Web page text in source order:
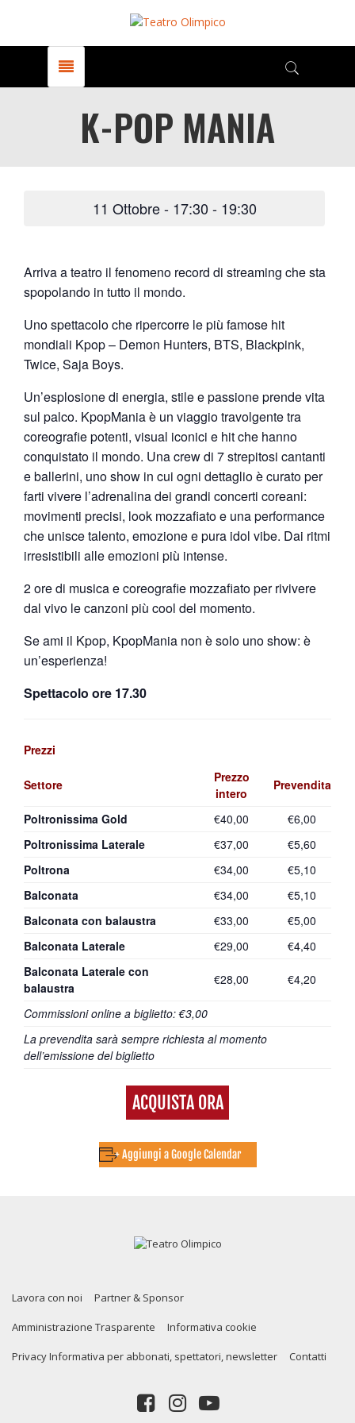
K-POP MANIA
11 Ottobre - 17:30 - 19:30
Arriva a teatro il fenomeno record di streaming che sta
spopolando in tutto il mondo.
Uno spettacolo che ripercorre le più famose hit
mondiali Kpop – Demon Hunters, BTS, Blackpink,
Twice, Saja Boys.
Un’esplosione di energia, stile e passione prende vita
sul palco. KpopMania è un viaggio travolgente tra
coreografie potenti, visual iconici e hit che hanno
conquistato il mondo. Una crew di 7 strepitosi cantanti
e ballerini, uno show in cui ogni dettaglio è curato per
farti vivere l’adrenalina dei grandi concerti coreani:
movimenti precisi, look mozzafiato e una performance
che unisce talento, emozione e pura idol vibe. Dai ritmi
irresistibili alle emozioni più intense.
2 ore di musica e coreografie mozzafiato per rivivere
dal vivo le canzoni più cool del momento.
Se ami il Kpop, KpopMania non è solo uno show: è
un’esperienza!
Spettacolo ore 17.30
Prezzi
Settore
Prezzo
intero
Prevendita
Commissioni online a biglietto: €3,00
La prevendita sarà sempre richiesta al momento
dell’emissione del biglietto
Poltronissima Gold €40,00
€6,00
Poltronissima Laterale
€37,00
€5,60
Poltrona
€34,00
€5,10
Balconata
€34,00
€5,10
Balconata con balaustra
€33,00
€5,00
Balconata Laterale
€29,00
€4,40
Balconata Laterale con
balaustra
€28,00 €4,20
ACQUISTA ORA
+ Aggiungi a Google Calendar
Lavora con noi Partner & Sponsor
Amministrazione Trasparente Informativa cookie
Privacy Informativa per abbonati, spettatori, newsletter Contatti